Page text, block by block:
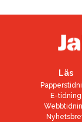
Läs
E-tidning